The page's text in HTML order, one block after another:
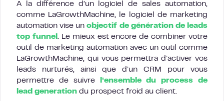
A la différence d’un logiciel de sales automation,
comme LaGrowthMachine, le logiciel de marketing
automation vise unobjectif de génération de leads
top funnel . Le mieux est encore de combiner votre
outil de marketing automation avec un outil comme
LaGrowthMachine, qui vous permettra d’activer vos
leads nurturés, ainsi que d’un CRM pour vous
permettre de suivre
l’ensemble du process de
lead generation du prospect froid au client.